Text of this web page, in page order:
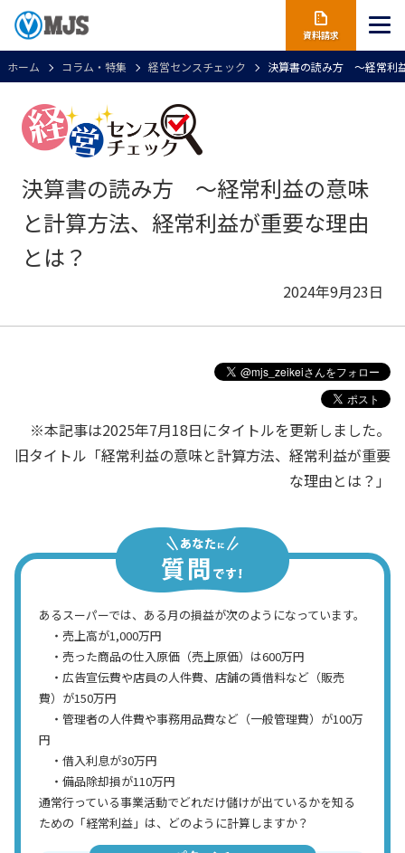
資料請求
ホーム コラム・特集 経営センスチェック 決算書の読み方 ～経常利
決算書の読み方 ～経常利益の意味
と計算方法、経常利益が重要な理由
とは？
2024年9月23日
※本記事は2025年7月18日にタイトルを更新しました。
旧タイトル「経常利益の意味と計算方法、経常利益が重要
な理由とは？」
あるスーパーでは、ある月の損益が次のようになっています。
・売上高が1,000万円
・売った商品の仕入原価（売上原価）は600万円
・広告宣伝費や店員の人件費、店舗の賃借料など（販売
費）が150万円
・管理者の人件費や事務用品費など（一般管理費）が100万
円
・借入利息が30万円
・備品除却損が110万円
通常行っている事業活動でどれだけ儲けが出ているかを知る
ための「経常利益」は、どのように計算しますか？